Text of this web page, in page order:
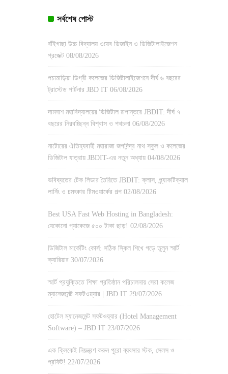
সর্বশেষ পোস্ট
বাঁইগাছা উচ্চ বিদ্যালয় ওয়েব ডিজাইন ও ডিজিটালাইজেশন
প্রজেক্ট 08/08/2026
পচামাড়িয়া ডিগ্রী কলেজের ডিজিটালাইজেশনে দীর্ঘ ৬ বছরের
ট্রাস্টেড পার্টনার JBD IT 06/08/2026
দামনাশ মহাবিদ্যালয়ের ডিজিটাল রূপান্তরে JBDIT: দীর্ঘ ৭
বছরের নিরবচ্ছিন্ন বিশ্বাস ও পথচলা 06/08/2026
নাটোরের ঐতিহ্যবাহী মহারাজা জগদিন্দ্র নাথ স্কুল ও কলেজের
ডিজিটাল যাত্রায় JBDIT-এর নতুন অধ্যায় 04/08/2026
ভবিষ্যতের টেক লিডার তৈরিতে JBDIT: ক্লাস, প্র্যাকটিক্যাল
লার্নিং ও চমৎকার টিমওয়ার্কের গল্প 02/08/2026
Best USA Fast Web Hosting in Bangladesh:
যেকোনো প্যাকেজে ৫০০ টাকা ছাড়! 02/08/2026
ডিজিটাল মার্কেটিং কোর্স: সঠিক স্কিল শিখে গড়ে তুলুন স্মার্ট
ক্যারিয়ার 30/07/2026
স্মার্ট প্রযুক্তিতে শিক্ষা প্রতিষ্ঠান পরিচালনায় সেরা কলেজ
ম্যানেজমেন্ট সফটওয়্যার | JBD IT 29/07/2026
হোটেল ম্যানেজমেন্ট সফটওয়্যার (Hotel Management
Software) – JBD IT 23/07/2026
এক ক্লিকেই নিয়ন্ত্রণ করুন পুরো ব্যবসার স্টক, সেলস ও
প্রফিট! 22/07/2026